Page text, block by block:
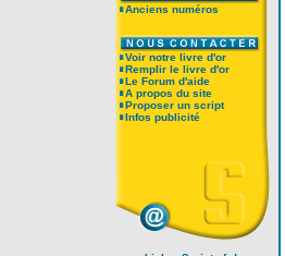
Anciens numéros
Voir notre livre d'or
Remplir le livre d'or
Le Forum d'aide
A propos du site
Proposer un script
Infos publicité